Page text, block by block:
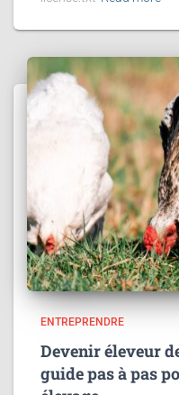
ENTREPRENDRE
Devenir éleveur
guide pas à pas